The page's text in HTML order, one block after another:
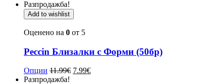
Разпродажба!
Add to wishlist
Оценено на 0 от 5
Peccin Близалки с Форми (50бр)
Опции 11.99€ 7.99€
Разпродажба!